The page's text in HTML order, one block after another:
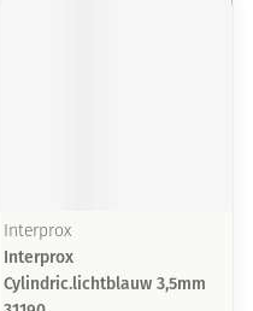
Interprox
Interprox
Cylindric.lichtblauw 3,5mm